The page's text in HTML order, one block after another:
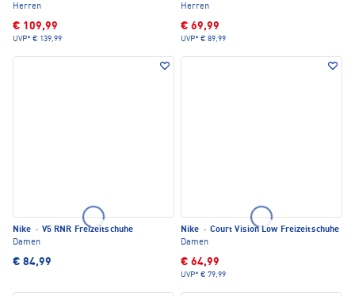
Herren
€ 109,99
UVP* € 139,99
Herren
€ 69,99
UVP* € 89,99
Nike · V5 RNR Freizeitschuhe
Damen
€ 84,99
Nike · Court Vision Low Freizeitschuhe
Damen
€ 64,99
UVP* € 79,99